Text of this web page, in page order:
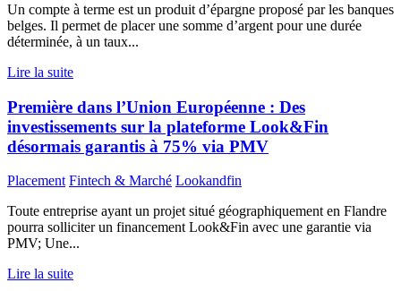
Un compte à terme est un produit d’épargne proposé par les banques
belges. Il permet de placer une somme d’argent pour une durée
déterminée, à un taux...
Lire la suite
Première dans l’Union Européenne : Des
investissements sur la plateforme Look&Fin
désormais garantis à 75% via PMV
Placement Fintech & Marché Lookandfin
Toute entreprise ayant un projet situé géographiquement en Flandre
pourra solliciter un financement Look&Fin avec une garantie via
PMV; Une...
Lire la suite